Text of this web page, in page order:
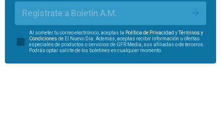
Regístrate a Boletín A.M.
Al someter tu correo electrónico, aceptas la Política de Privacidad yTérminos y
Condiciones de El Nuevo Día. Además, aceptas recibir información u ofertas
especiales de productos o servicios de GFR Media, sus afiliadas o de terceros.
Podrás optar salirte de los boletines en cualquier momento.